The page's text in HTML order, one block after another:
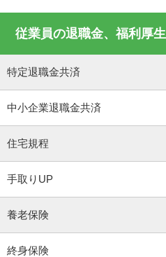
従業員の退職金、福利厚生
特定退職金共済
中小企業退職金共済
住宅規程
手取りUP
養老保険
終身保険